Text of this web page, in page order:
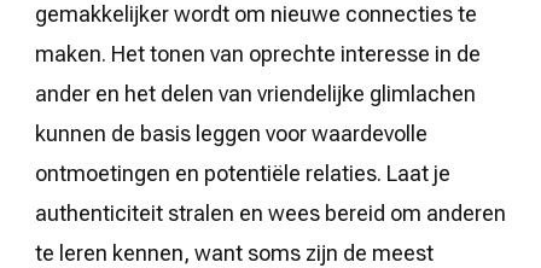
gemakkelijker wordt om nieuwe connecties te
maken. Het tonen van oprechte interesse in de
ander en het delen van vriendelijke glimlachen
kunnen de basis leggen voor waardevolle
ontmoetingen en potentiële relaties. Laat je
authenticiteit stralen en wees bereid om anderen
te leren kennen, want soms zijn de meest